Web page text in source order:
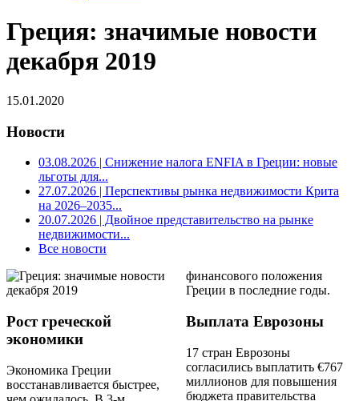
Греция: значимые новости
декабря 2019
15.01.2020
Новости
03.08.2026 | Снижение налога ENFIA в Греции: новые
льготы для...
27.07.2026 | Перспективы рынка недвижимости Крита
на 2026–2035...
20.07.2026 | Двойное представительство на рынке
недвижимости...
Все новости
Рост греческой
экономики
Экономика Греции
восстанавливается быстрее,
финансового положения
Греции в последние годы.
Выплата Еврозоны
17 стран Еврозоны
согласились выплатить €767
миллионов для повышения
бюджета правительства